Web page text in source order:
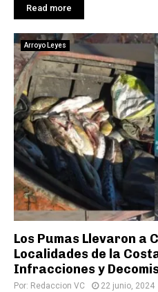
Read more
Arroyo Leyes
Los Pumas Llevaron a
Localidades de la
Infracciones y
Por: Redaccion VC 22 junio, 2024